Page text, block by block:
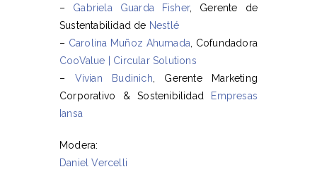
– Gabriela Guarda Fisher, Gerente de
Sustentabilidad de Nestlé
– Carolina Muñoz Ahumada , Cofundadora
CooValue | Circular Solutions
– Vivian Budinich , Gerente Marketing
Corporativo & Sostenibilidad
Empresas
Iansa
Modera:
Daniel Vercelli